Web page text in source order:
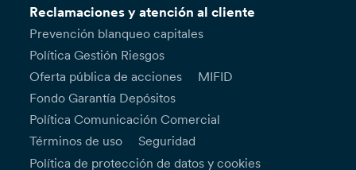
Reclamaciones y atención al cliente
Prevención blanqueo capitales
Política Gestión Riesgos
Oferta pública de acciones
MIFID
Fondo Garantía Depósitos
Política Comunicación Comercial
Términos de uso
Seguridad
Política de protección de datos y cookies